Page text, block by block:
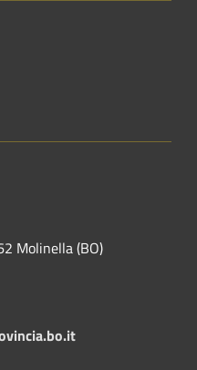
Molinella (BO)